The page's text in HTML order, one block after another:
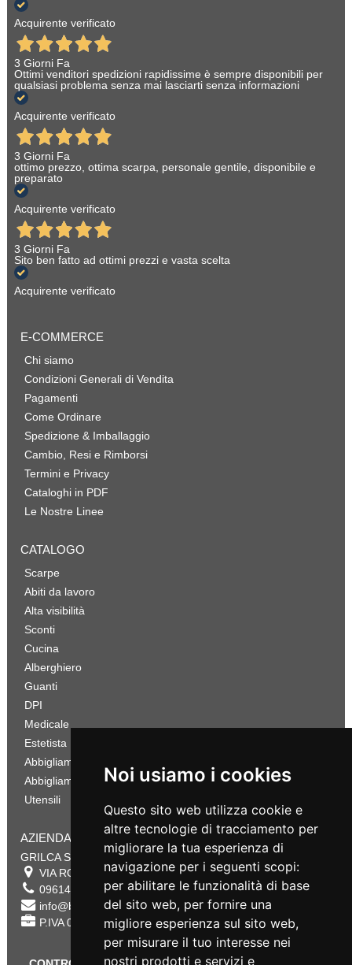
Noi usiamo i cookies
Questo sito web utilizza cookie e
altre tecnologie di tracciamento per
migliorare la tua esperienza di
navigazione per i seguenti scopi:
per abilitare le funzionalità di base
del sito web, per fornire una
migliore esperienza sul sito web,
per misurare il tuo interesse nei
nostri prodotti e servizi e
Acquirente verificato
3 Giorni Fa
Ottimi venditori spedizioni rapidissime è sempre disponibili per
qualsiasi problema senza mai lasciarti senza informazioni
Acquirente verificato
3 Giorni Fa
ottimo prezzo, ottima scarpa, personale gentile, disponibile e
preparato
Acquirente verificato
3 Giorni Fa
Sito ben fatto ad ottimi prezzi e vasta scelta
Acquirente verificato
E-COMMERCE
Chi siamo
Condizioni Generali di Vendita
Pagamenti
Come Ordinare
Spedizione & Imballaggio
Cambio, Resi e Rimborsi
Termini e Privacy
Cataloghi in PDF
Le Nostre Linee
CATALOGO
Scarpe
Abiti da lavoro
Alta visibilità
Sconti
Cucina
Alberghiero
Guanti
DPI
Medicale
Estetista
Abbigliamento Sportivo
Abbigliamento Bambino
Utensili
AZIENDA
GRILCA SRL
VIA ROMA 180 88054 SERSALE , CZ
0961432177
info@bestsafety.it
P.IVA 02342180797